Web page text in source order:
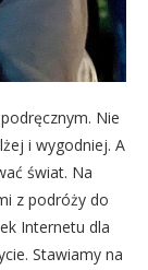
Nie
i wygodniej. A
świat. Na
z podróży do
Internetu dla
Stawiamy na